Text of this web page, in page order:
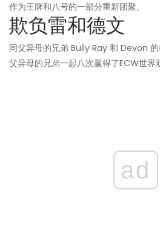
作为王牌和八号的一部分重新团聚。
欺负雷和德文
同父异母的兄弟 Bully Ray 和 Devon
父异母的兄弟一起八次赢得了ECW世界
ad